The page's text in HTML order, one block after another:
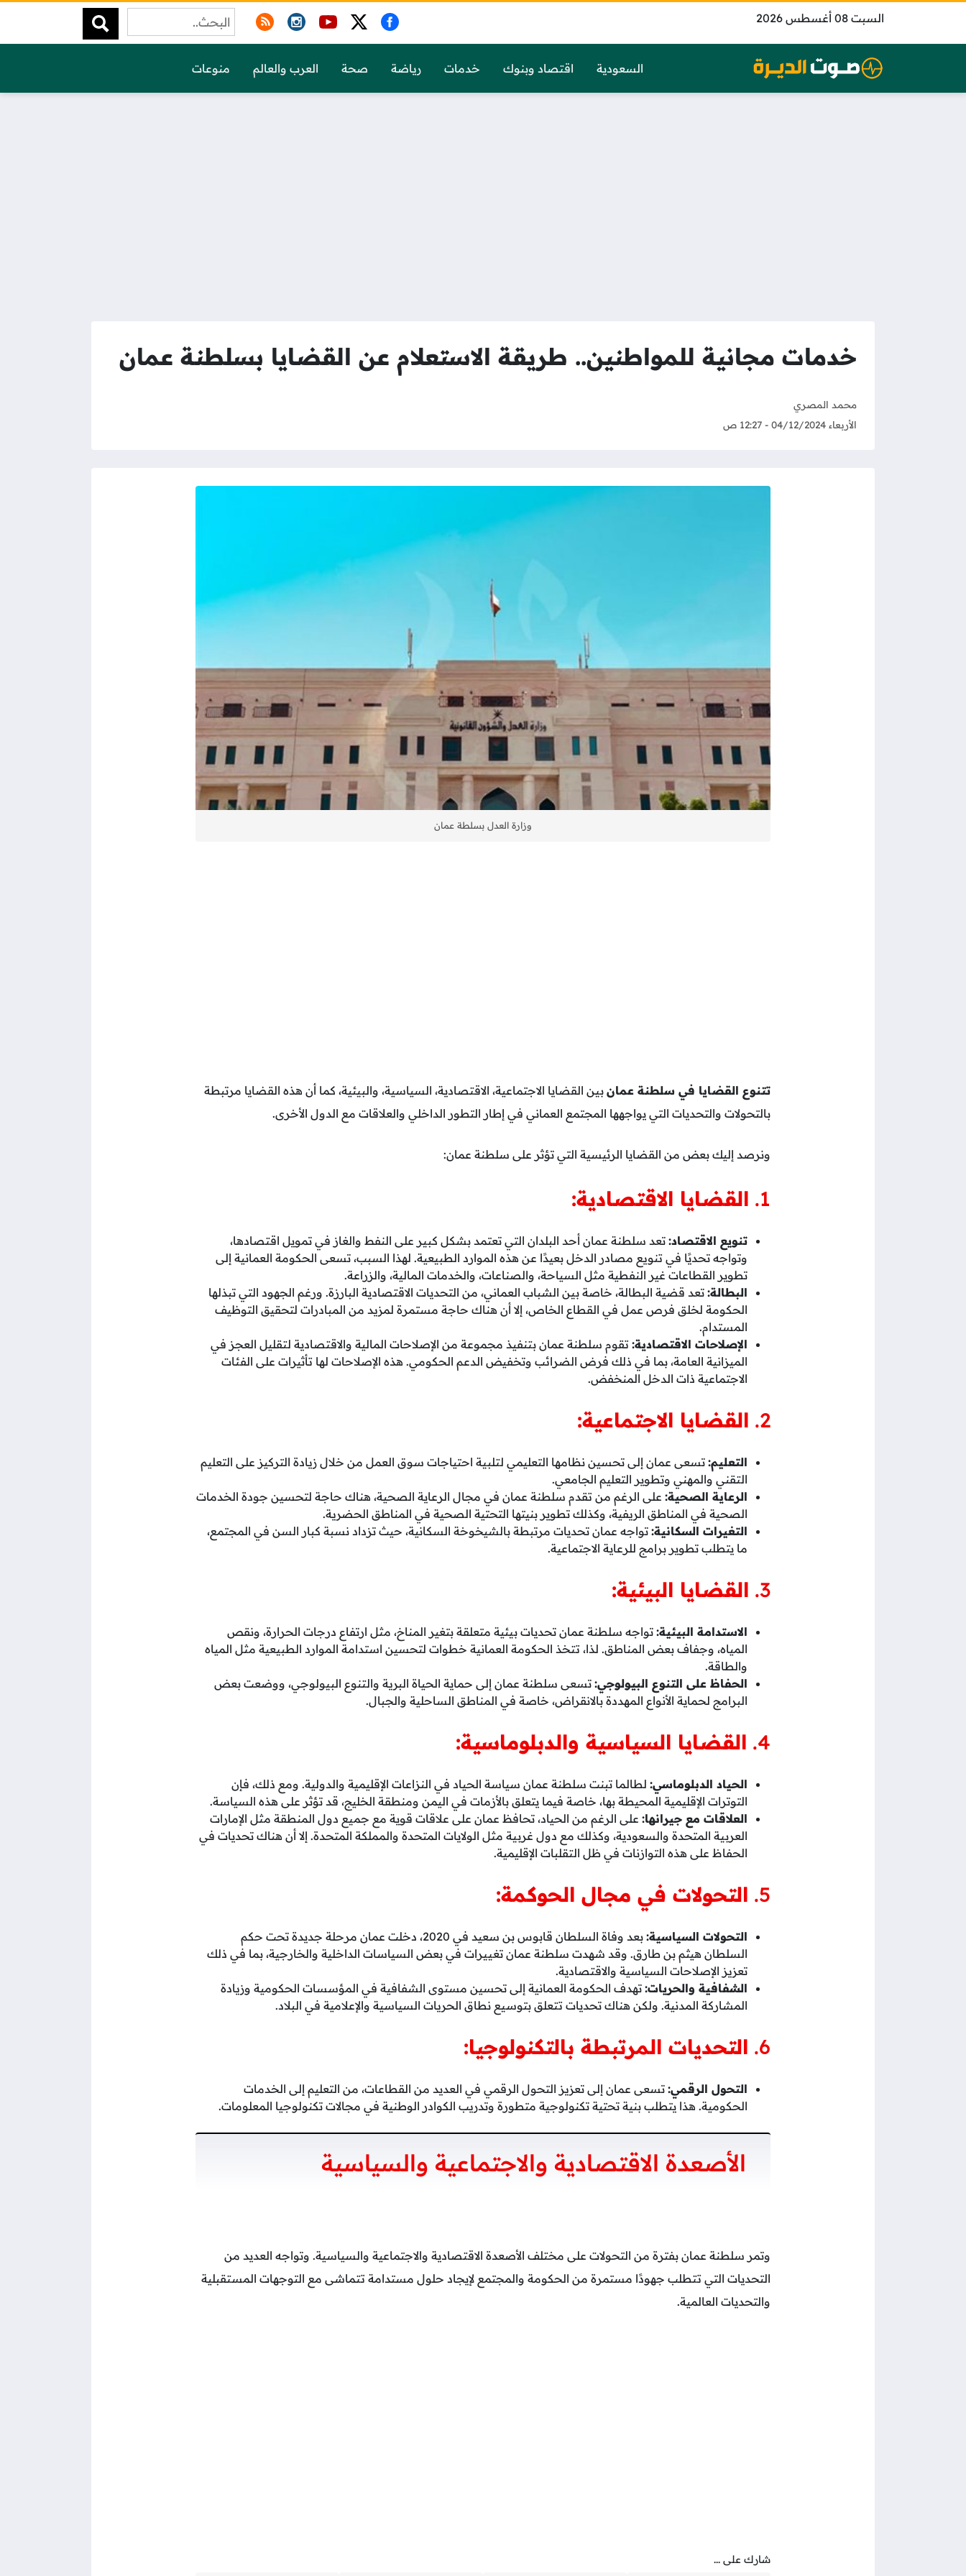
السبت 08 أغسطس 2026
السعودية اقتصاد وبنوك خدمات رياضة صحة العرب والعالم منوعات
خدمات مجانية للمواطنين.. طريقة الاستعلام عن القضايا بسلطنة عمان
محمد المصري
الأربعاء 04/12/2024 - 12:27 ص
وزارة العدل بسلطة عمان
تتنوع القضايا في سلطنة عمان بين القضايا الاجتماعية، الاقتصادية، السياسية، والبيئية، كما أن هذه القضايا مرتبطة
بالتحولات والتحديات التي يواجهها المجتمع العماني في إطار التطور الداخلي والعلاقات مع الدول الأخرى.
ونرصد إليك بعض من القضايا الرئيسية التي تؤثر على سلطنة عمان:
1. القضايا الاقتصادية:
تنويع الاقتصاد: تعد سلطنة عمان أحد البلدان التي تعتمد بشكل كبير على النفط والغاز في تمويل اقتصادها،
وتواجه تحديًا في تنويع مصادر الدخل بعيدًا عن هذه الموارد الطبيعية. لهذا السبب، تسعى الحكومة العمانية إلى
تطوير القطاعات غير النفطية مثل السياحة، والصناعات، والخدمات المالية، والزراعة.
البطالة: تعد قضية البطالة، خاصة بين الشباب العماني، من التحديات الاقتصادية البارزة. ورغم الجهود التي تبذلها
الحكومة لخلق فرص عمل في القطاع الخاص، إلا أن هناك حاجة مستمرة لمزيد من المبادرات لتحقيق التوظيف
المستدام.
الإصلاحات الاقتصادية: تقوم سلطنة عمان بتنفيذ مجموعة من الإصلاحات المالية والاقتصادية لتقليل العجز في
الميزانية العامة، بما في ذلك فرض الضرائب وتخفيض الدعم الحكومي. هذه الإصلاحات لها تأثيرات على الفئات
الاجتماعية ذات الدخل المنخفض.
2. القضايا الاجتماعية:
التعليم: تسعى عمان إلى تحسين نظامها التعليمي لتلبية احتياجات سوق العمل من خلال زيادة التركيز على التعليم
التقني والمهني وتطوير التعليم الجامعي.
الرعاية الصحية: على الرغم من تقدم سلطنة عمان في مجال الرعاية الصحية، هناك حاجة لتحسين جودة الخدمات
الصحية في المناطق الريفية، وكذلك تطوير بنيتها التحتية الصحية في المناطق الحضرية.
التغيرات السكانية: تواجه عمان تحديات مرتبطة بالشيخوخة السكانية، حيث تزداد نسبة كبار السن في المجتمع،
ما يتطلب تطوير برامج للرعاية الاجتماعية.
3. القضايا البيئية:
الاستدامة البيئية: تواجه سلطنة عمان تحديات بيئية متعلقة بتغير المناخ، مثل ارتفاع درجات الحرارة، ونقص
المياه، وجفاف بعض المناطق. لذا، تتخذ الحكومة العمانية خطوات لتحسين استدامة الموارد الطبيعية مثل المياه
والطاقة.
الحفاظ على التنوع البيولوجي: تسعى سلطنة عمان إلى حماية الحياة البرية والتنوع البيولوجي، ووضعت بعض
البرامج لحماية الأنواع المهددة بالانقراض، خاصة في المناطق الساحلية والجبال.
4. القضايا السياسية والدبلوماسية:
الحياد الدبلوماسي: لطالما تبنت سلطنة عمان سياسة الحياد في النزاعات الإقليمية والدولية. ومع ذلك، فإن
التوترات الإقليمية المحيطة بها، خاصة فيما يتعلق بالأزمات في اليمن ومنطقة الخليج، قد تؤثر على هذه السياسة.
العلاقات مع جيرانها: على الرغم من الحياد، تحافظ عمان على علاقات قوية مع جميع دول المنطقة مثل الإمارات
العربية المتحدة والسعودية، وكذلك مع دول غربية مثل الولايات المتحدة والمملكة المتحدة. إلا أن هناك تحديات في
الحفاظ على هذه التوازنات في ظل التقلبات الإقليمية.
5. التحولات في مجال الحوكمة:
التحولات السياسية:
بعد وفاة السلطان قابوس بن سعيد في 2020، دخلت عمان مرحلة جديدة تحت حكم
السلطان هيثم بن طارق. وقد شهدت سلطنة عمان تغييرات في بعض السياسات الداخلية والخارجية، بما في ذلك
تعزيز الإصلاحات السياسية والاقتصادية.
الشفافية والحريات: تهدف الحكومة العمانية إلى تحسين مستوى الشفافية في المؤسسات الحكومية وزيادة
المشاركة المدنية. ولكن هناك تحديات تتعلق بتوسيع نطاق الحريات السياسية والإعلامية في البلاد.
6. التحديات المرتبطة بالتكنولوجيا:
التحول الرقمي: تسعى عمان إلى تعزيز التحول الرقمي في العديد من القطاعات، من التعليم إلى الخدمات
الحكومية. هذا يتطلب بنية تحتية تكنولوجية متطورة وتدريب الكوادر الوطنية في مجالات تكنولوجيا المعلومات.
الأصعدة الاقتصادية والاجتماعية والسياسية
وتمر سلطنة عمان بفترة من التحولات على مختلف الأصعدة الاقتصادية والاجتماعية والسياسية. وتواجه العديد من
التحديات التي تتطلب جهودًا مستمرة من الحكومة والمجتمع لإيجاد حلول مستدامة تتماشى مع التوجهات المستقبلية
والتحديات العالمية.
شارك على ...